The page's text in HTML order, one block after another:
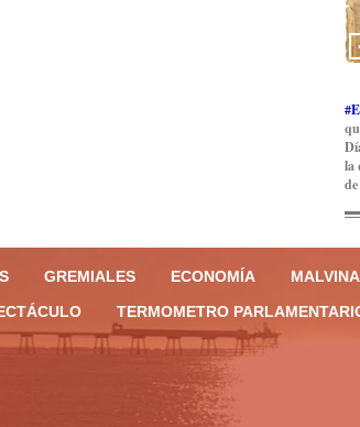
la
GREMIALES ECONOMÍA
TERMOMETRO